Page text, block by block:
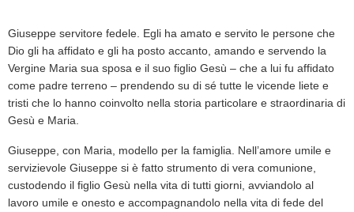
Giuseppe servitore fedele. Egli ha amato e servito le persone che
Dio gli ha affidato e gli ha posto accanto, amando e servendo la
Vergine Maria sua sposa e il suo figlio Gesù – che a lui fu affidato
come padre terreno – prendendo su di sé tutte le vicende liete e
tristi che lo hanno coinvolto nella storia particolare e straordinaria di
Gesù e Maria.
Giuseppe, con Maria, modello per la famiglia. Nell’amore umile e
servizievole Giuseppe si è fatto strumento di vera comunione,
custodendo il figlio Gesù nella vita di tutti giorni, avviandolo al
lavoro umile e onesto e accompagnandolo nella vita di fede del